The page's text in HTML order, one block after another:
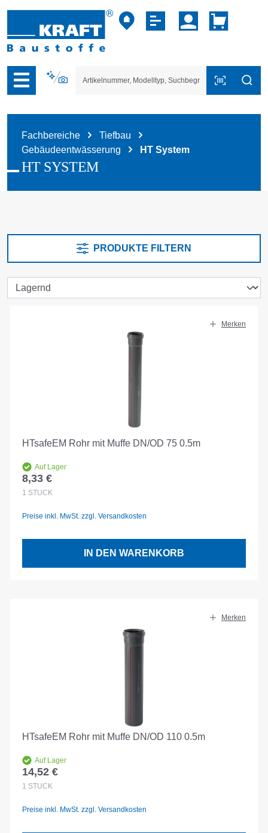
der B2B-Plattform springen
Fachbereiche
Tiefbau
Gebäudeentwässerung
HT System
HT SYSTEM
PRODUKTE FILTERN
Merken
HTsafeEM Rohr mit Muffe DN/OD 75 0.5m
Auf Lager
Regulärer Preis:
8,33 €
1 STÜCK
Preise inkl. MwSt. zzgl. Versandkosten
IN DEN WARENKORB
Merken
HTsafeEM Rohr mit Muffe DN/OD 110 0.5m
Auf Lager
Regulärer Preis:
14,52 €
1 STÜCK
Preise inkl. MwSt. zzgl. Versandkosten